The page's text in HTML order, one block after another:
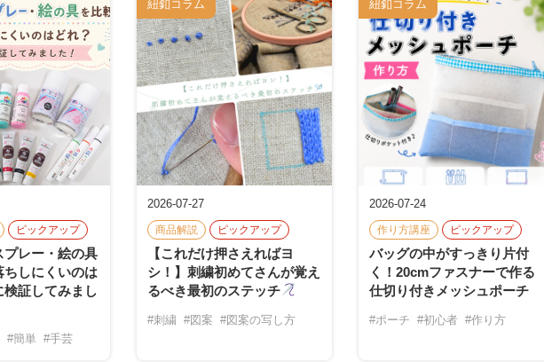
ピックアップ
プレー・絵の具
ちしにくいのは
検証してみまし
#簡単 #手芸
2026-07-27
商品解説 ピックアップ
【これだけ押さえればヨ
シ！】刺繍初めてさんが覚え
るべき最初のステッチ
#刺繍 #図案 #図案の写し方
紐釦コラム
2026-07-24
作り方講座 ピックアップ
バッグの中がすっきり片付
く！20cmファスナーで作る
仕切り付きメッシュポーチ
#ポーチ #初心者 #作り方
紐釦コラム